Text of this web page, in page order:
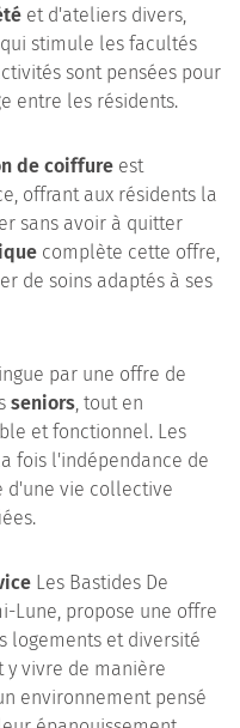
et d'ateliers divers,
qui stimule les facultés
sont pensées pour
entre les résidents.
de coiffure est
offrant aux résidents la
sans avoir à quitter
complète cette offre,
de soins adaptés à ses
par une offre de
seniors, tout en
et fonctionnel. Les
fois l'indépendance de
d'une vie collective
Les Bastides De
Lune, propose une offre
logements et diversité
y vivre de manière
environnement pensé